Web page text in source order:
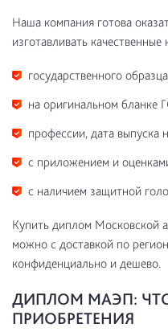
Наша компания готова
изготавливать
государственного
на оригинальном бланке
профессии, дата выпуска
с приложением и
с наличием защитной
Купить диплом Московской
можно с доставкой по
конфиденциально и дешево.
ДИПЛОМ МАЭП:
ПРИОБРЕТЕНИЯ